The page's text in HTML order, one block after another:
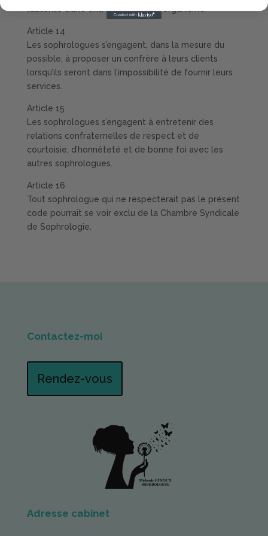
l’autorité d’une entreprise ou d’un organisme.
Article 14
Les sophrologues s’engagent, dans la mesure du
possible, à proposer un confrère à leurs clients
lorsqu’ils seront dans l’impossibilité de fournir leurs
services.
Article 15
Les sophrologues s’engagent à entretenir des
relations confraternelles de respect et de
courtoisie, d’honnêteté et de bonne foi avec les
autres sophrologues.
Article 16
Tout sophrologue qui ne respecterait pas le présent
code pourrait se voir exclu de la Chambre Syndicale
de Sophrologie.
Contactez-moi
Rendez-vous
Adresse cabinet